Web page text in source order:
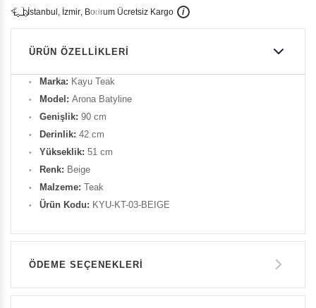
İstanbu , İzmir, Bodrum Ücretsiz Kargo i
ÜRÜN ÖZELLIKLERI
Marka: Kayu Teak
Model: Arona Batyline
Genişlik: 90 cm
Derinlik: 42 cm
Yükseklik: 51 cm
Renk: Beige
Malzeme: Teak
Ürün Kodu: KYU-KT-03-BEIGE
ÖDEME SEÇENEKLERI